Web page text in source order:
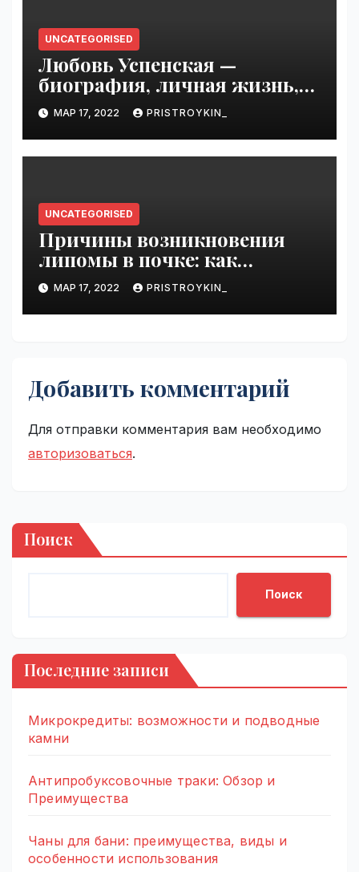
UNCATEGORISED
Любовь Успенская —
биография, личная жизнь,
достижения
МАР 17, 2022 PRISTROYKIN_
UNCATEGORISED
Причины возникновения
липомы в почке: как
справиться с болезнью
МАР 17, 2022 PRISTROYKIN_
Добавить комментарий
Для отправки комментария вам необходимо
авторизоваться.
Поиск
Поиск
Последние записи
Микрокредиты: возможности и подводные
камни
Антипробуксовочные траки: Обзор и
Преимущества
Чаны для бани: преимущества, виды и
особенности использования